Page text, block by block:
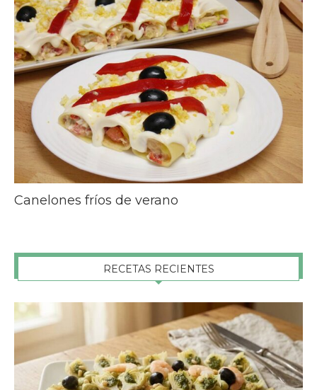
Canelones fríos de verano
RECETAS RECIENTES